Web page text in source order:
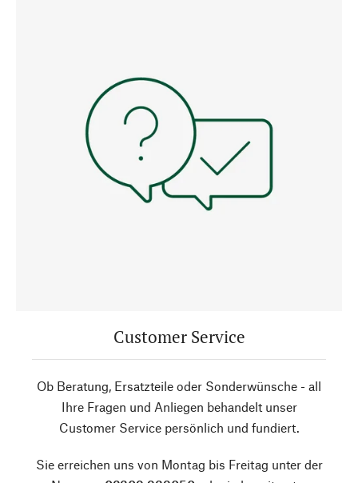
Customer Service
Ob Beratung, Ersatzteile oder Sonderwünsche - all
Ihre Fragen und Anliegen behandelt unser
Customer Service persönlich und fundiert.
Sie erreichen uns von Montag bis Freitag unter der